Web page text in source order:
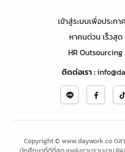
เข้าสู่ระบบเพื่อประก
หาคนด่วน เร็วสุด
HR Outsourcing
ติดต่อเรา:
Copyright © www.daywork.co ตล